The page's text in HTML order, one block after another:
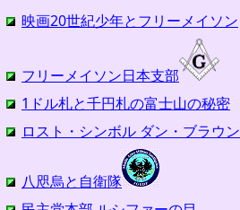
映画20世紀少年とフリーメイソン
フリーメイソン日本支部
1ドル札と千円札の富士山の秘密
ロスト・シンボル ダン・ブラウン
八咫烏と自衛隊